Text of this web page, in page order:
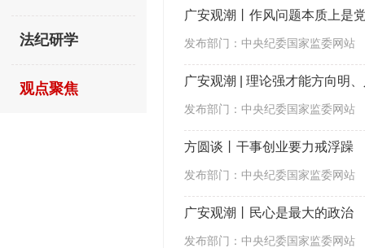
法纪研学
观点聚焦
广安观潮丨作风问题本质上是
发布部门：中央纪委国家监委网站
广安观潮 | 理论强才能方向明
发布部门：中央纪委国家监委网站
方圆谈丨干事创业要力戒浮躁
发布部门：中央纪委国家监委网站
广安观潮丨民心是最大的政治
发布部门：中央纪委国家监委网站